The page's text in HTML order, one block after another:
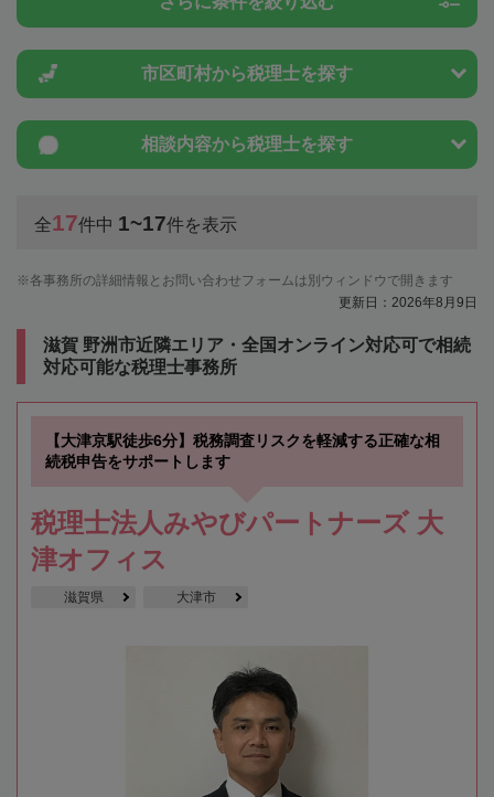
市区町村から税理士を探す
相談内容から税理士を探す
全17件中 1~17件を表示
各事務所の詳細情報とお問い合わせフォームは別ウィンドウで開きます
更新日：2026年8月9日
滋賀 野洲市近隣エリア・全国オンライン対応可で相続
対応可能な税理士事務所
【大津京駅徒歩6分】税務調査リスクを軽減する正確な相
続税申告をサポートします
税理士法人みやびパートナーズ 大
津オフィス
滋賀県 大津市